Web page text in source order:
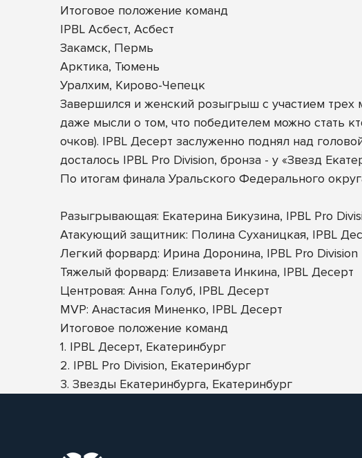
Итоговое положение команд
IPBL Асбест, Асбест
Закамск, Пермь
Арктика, Тюмень
Уралхим, Кирово-Чепецк
Завершился и женский розыгрыш с участием трех
даже мысли о том, что победителем можно стать
очков). IPBL Десерт заслуженно поднял над
досталось IPBL Pro Division, бронза - у «Звезд
По итогам финала Уральского Федерального
Разыгрывающая: Екатерина Бикузина, IPBL Pro
Атакующий защитник: Полина Суханицкая, IPBL
Легкий форвард: Ирина Доронина, IPBL Pro Division
Тяжелый форвард: Елизавета Инкина, IPBL Десерт
Центровая: Анна Голуб, IPBL Десерт
MVP: Анастасия Миненко, IPBL Десерт
Итоговое положение команд
1. IPBL Десерт, Екатеринбург
2. IPBL Pro Division, Екатеринбург
3. Звезды Екатеринбурга, Екатеринбург